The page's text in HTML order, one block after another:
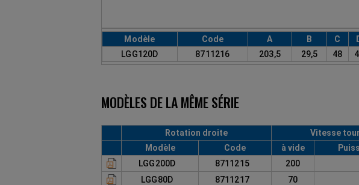
Modèle Code A B C
LGG120D
8711216 203,5 29,5 48
MODÈLES DE LA MÊME SÉRIE
Rotation droite Vitesse
Modèle
Code à vide
LGG200D
8711215 200
LGG80D
8711217 70